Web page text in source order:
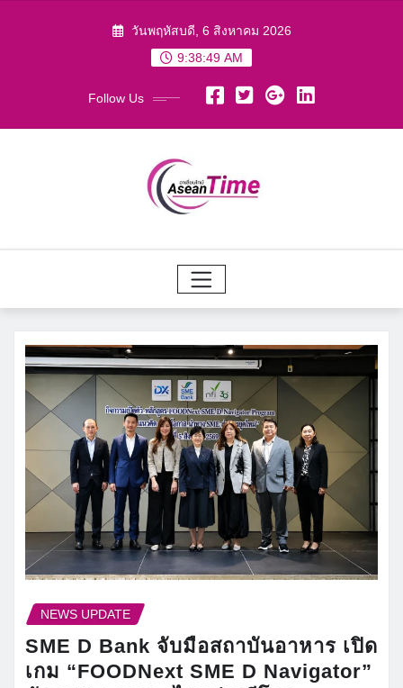
วันพฤหัสบดี, 6 สิงหาคม 2026
9:38:50 AM
Follow Us
NEWS UPDATE
SME D Bank จับมือสถาบันอาหาร เปิด
เกม “FOODNext SME D Navigator”